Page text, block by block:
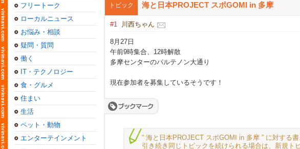
フリートーク
ローカルニュース
お悩み・相談
疑問・質問
働く
IT・テクノロジー
食・グルメ
住まい
生活
ペット・動物
エンターテインメント
トピック 海と日本PROJECT スポGOMI in 多摩
#1 川西ちゃん
8月27日
午前9時集合、12時解散
多摩センターのパルテノン大通り
現在参加者を募集しているそうです！
“ 海と日本PROJECT スポGOMI in 多摩 ” に対する
引き続き同じトピックを続けられる場合は、新規ト